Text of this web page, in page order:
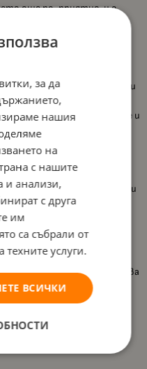
още по-приятно, и е
деца над 3 години.
вниманието и прави
диня, зелена ябълка, грозде и
и настроение при всяко
през деня;
, удобен за носене в раничка и
едерматологично
за деца, за спокойна
подарък, който съчетава
грижа за детските
за да
нашия
на
с нашите
и анализи,
с друга
им
са събрали от
услуги.
ВСИЧКИ